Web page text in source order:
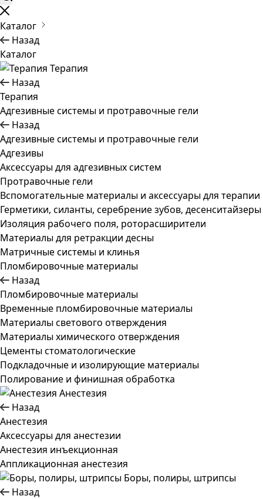
Каталог
Назад
Каталог
Терапия
Назад
Терапия
Адгезивные системы и протравочные гели
Назад
Адгезивные системы и протравочные гели
Адгезивы
Аксессуары для адгезивных систем
Протравочные гели
Вспомогательные материалы и аксессуары для терапии
Герметики, силанты, серебрение зубов, десенситайзеры
Изоляция рабочего поля, роторасширители
Материалы для ретракции десны
Матричные системы и клинья
Пломбировочные материалы
Назад
Пломбировочные материалы
Временные пломбировочные материалы
Материалы светового отверждения
Материалы химического отверждения
Цементы стоматологические
Подкладочные и изолирующие материалы
Полирование и финишная обработка
Анестезия
Назад
Анестезия
Аксессуары для анестезии
Анестезия инъекционная
Аппликационная анестезия
Боры, полиры, штрипсы
Назад